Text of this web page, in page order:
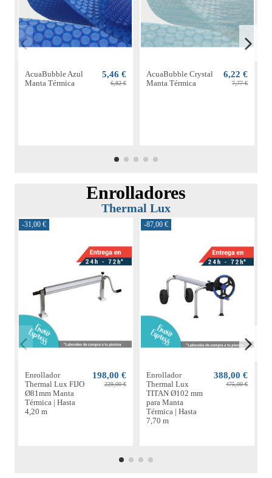
AcuaBubble Azul
Manta Térmica
5,46 €
6,82 €
AcuaBubble Crystal
Manta Térmica
6,22 €
7,77 €
Enrolladores
Thermal Lux
-31,00 €
Enrollador
Thermal Lux FIJO
Ø81mm Manta
Térmica | Hasta
4,20 m
198,00 €
229,00 €
-87,00 €
Enrollador
Thermal Lux
TITAN Ø102 mm
para Manta
Térmica | Hasta
7,70 m
388,00 €
475,00 €